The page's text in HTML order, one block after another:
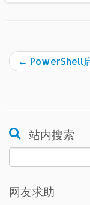
← PowerShell
站内搜索
索：
网友求助